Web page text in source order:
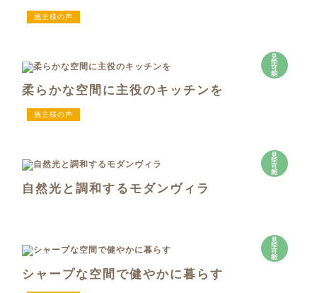
施主様の声
見
学
可
能
柔らかな空間に主役のキッチンを
施主様の声
見
学
可
能
自然光と調和するモダンヴィラ
見
学
可
能
シャープな空間で健やかに暮らす